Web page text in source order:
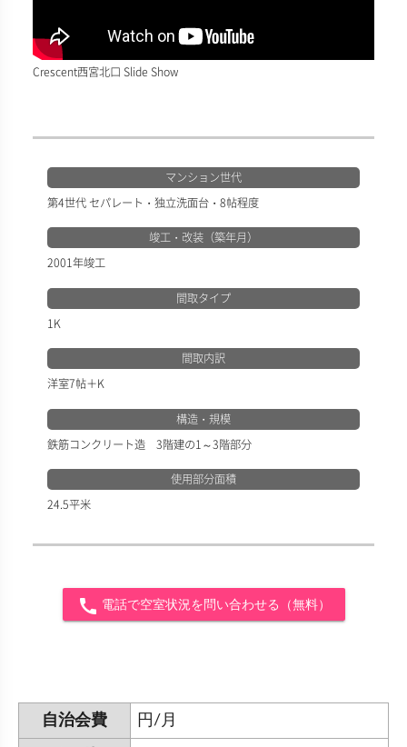
Crescent西宮北口 Slide Show
マンション世代
第4世代 セパレート・独立洗面台・8帖程度
竣工・改装（築年月）
2001年竣工
間取タイプ
1K
間取内訳
洋室7帖＋K
構造・規模
鉄筋コンクリート造 3階建の1～3階部分
使用部分面積
24.5平米
call 電話で空室状況を問い合わせる（無料）
自治会費 円/月